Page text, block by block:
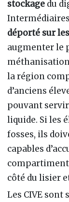
stockage du
déporté sur
augmenter le
la région
d’anciens
pouvant servir
liquide. Si les
fosses, ils
capables
côté du lisier
Les CIVE sont